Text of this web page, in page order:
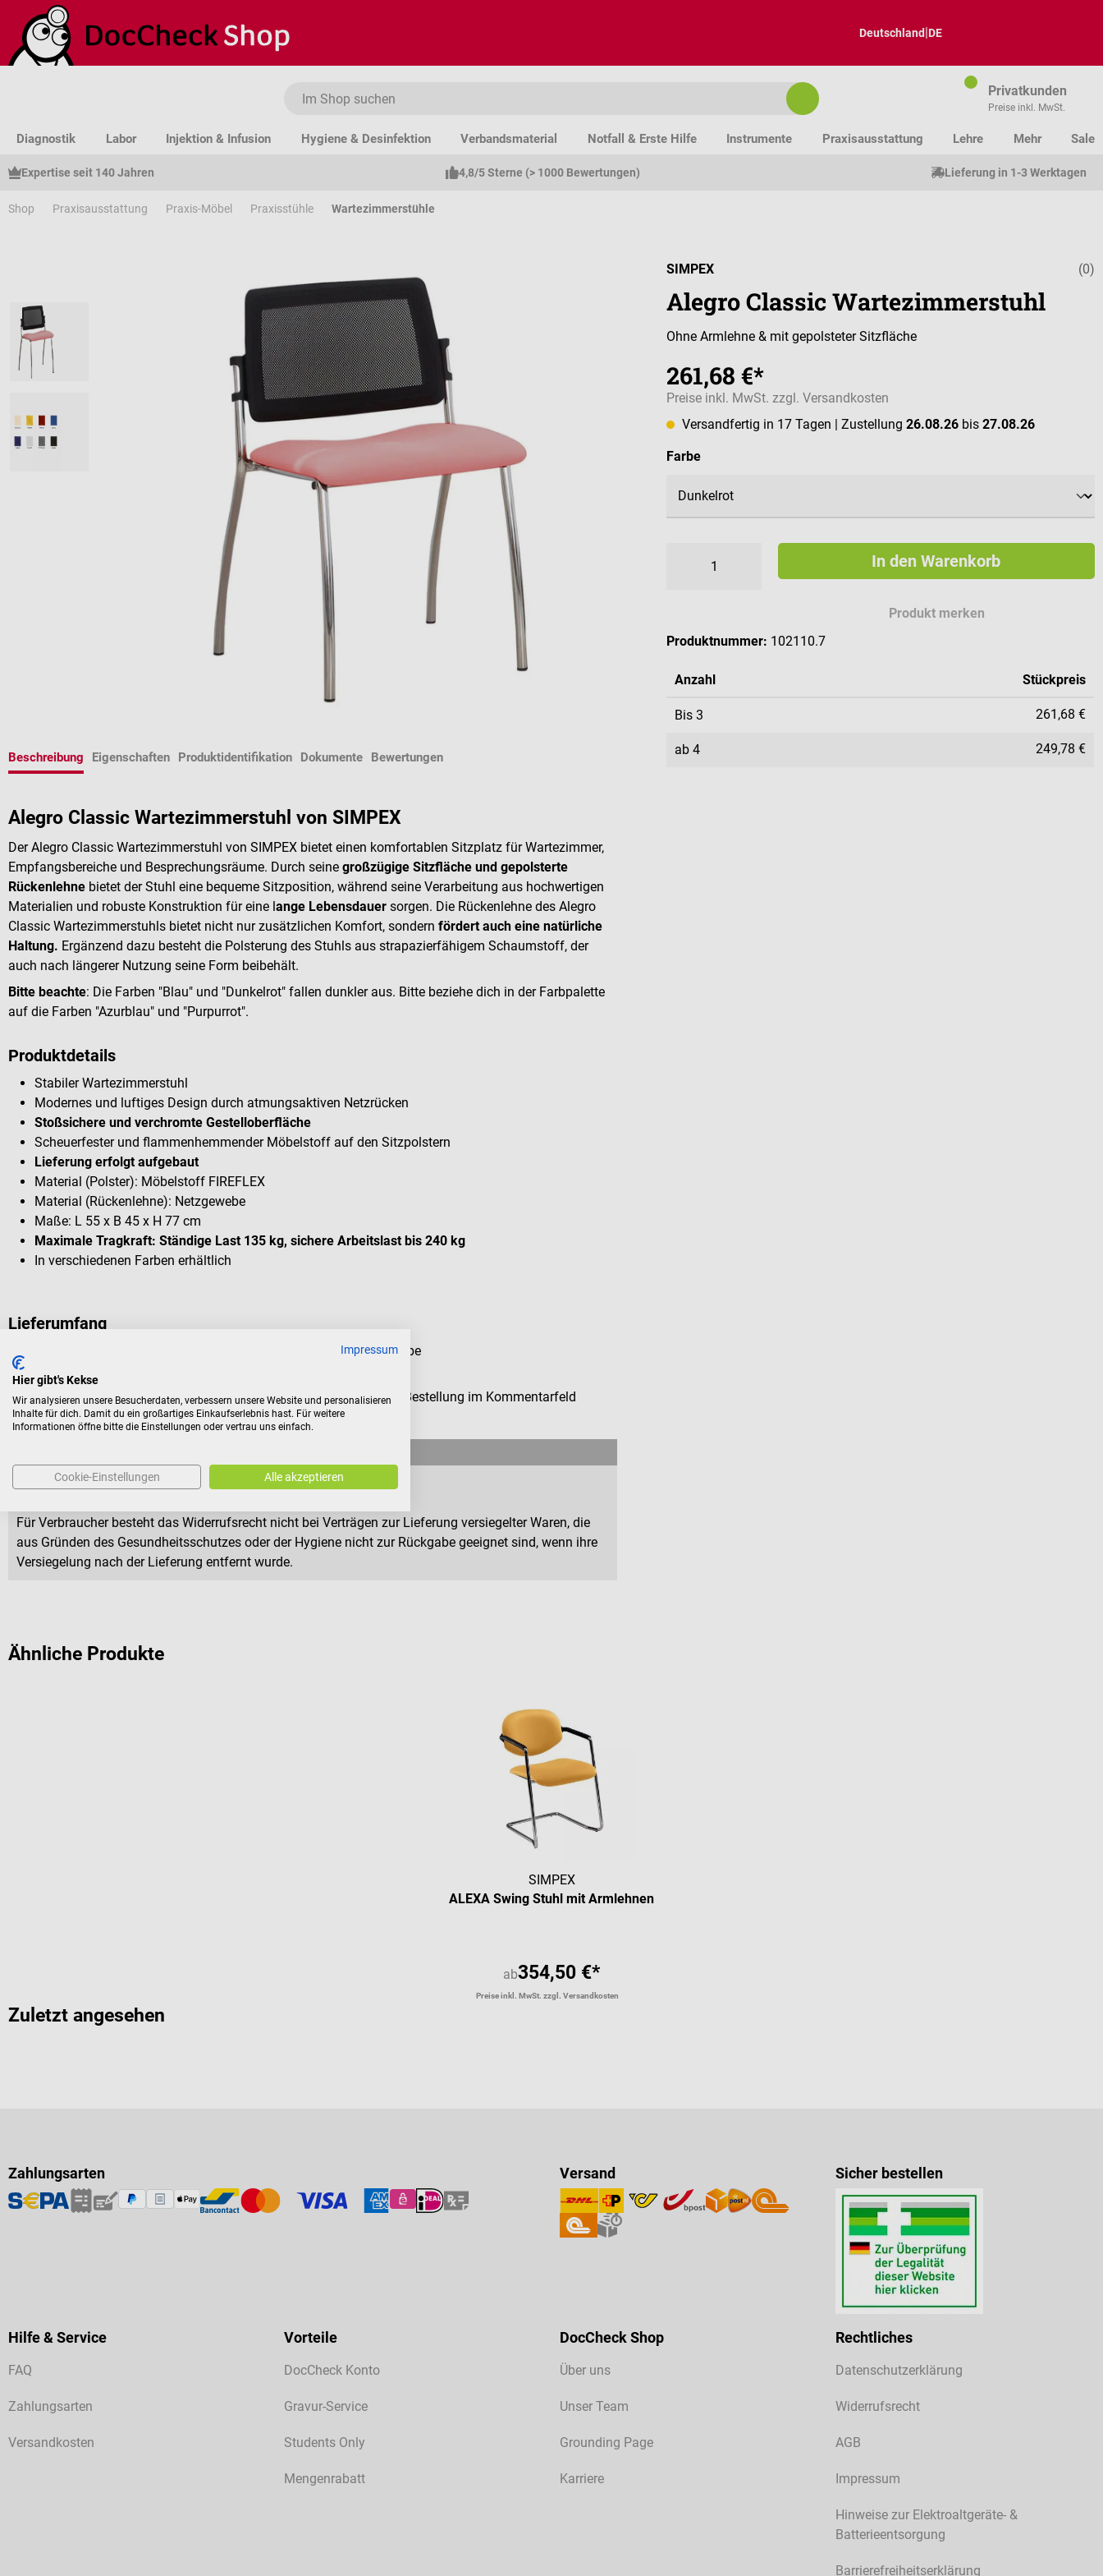
Hauptinhalt springen
Zur Suche springen
Zur Hauptnavigation springen
Deutschland|DE
Privatkunden
Preise inkl. MwSt.
Diagnostik Labor Injektion & Infusion Hygiene & Desinfektion Verbandsmaterial Notfall & Erste Hilfe Instrumente Praxisausstattung Lehre Mehr Sale
Expertise seit 140 Jahren 4,8/5 Sterne (> 1000 Bewertungen) Lieferung in 1-3 Werktagen
Shop Praxisausstattung Praxis-Möbel Praxisstühle Wartezimmerstühle
(0)
SIMPEX
Alegro Classic Wartezimmerstuhl
Ohne Armlehne & mit gepolsteter Sitzfläche
261,68 €*
Preise inkl. MwSt. zzgl. Versandkosten
Versandfertig in 17 Tagen
| Zustellung26.08.26 bis27.08.26
Farbeauswählen
In den Warenkorb
Produkt merken
Produktnummer: 102110.7
Anzahl Stückpreis
Bis3 261,68 €
ab4 249,78 €
Beschreibung Eigenschaften Produktidentifikation Dokumente Bewertungen
Alegro Classic Wartezimmerstuhl von SIMPEX
Der Alegro Classic Wartezimmerstuhl von SIMPEX bietet einen komfortablen Sitzplatz für Wartezimmer,
Empfangsbereiche und Besprechungsräume. Durch seine großzügige Sitzfläche und gepolsterte
Rückenlehne bietet der Stuhl eine bequeme Sitzposition, während seine Verarbeitung aus hochwertigen
Materialien und robuste Konstruktion für eine l ange Lebensdauer sorgen. Die Rückenlehne des Alegro
Classic Wartezimmerstuhls bietet nicht nur zusätzlichen Komfort, sondern fördert auch eine natürliche
Haltung. Ergänzend dazu besteht die Polsterung des Stuhls aus strapazierfähigem Schaumstoff, der
auch nach längerer Nutzung seine Form beibehält.
Bitte beachte: Die Farben "Blau" und "Dunkelrot" fallen dunkler aus. Bitte beziehe dich in der Farbpalette
auf die Farben "Azurblau" und "Purpurrot".
Produktdetails
Stabiler Wartezimmerstuhl
Modernes und luftiges Design durch atmungsaktiven Netzrücken
Stoßsichere und verchromte Gestelloberfläche
Scheuerfester und flammenhemmender Möbelstoff auf den Sitzpolstern
Lieferung erfolgt aufgebaut
Material (Polster): Möbelstoff FIREFLEX
Material (Rückenlehne): Netzgewebe
Maße: L 55 x B 45 x H 77 cm
Maximale Tragkraft: Ständige Last 135 kg, sichere Arbeitslast bis 240 kg
In verschiedenen Farben erhältlich
Lieferumfang
1 SIMPEX Alegro Classic Wartezimmerstuhl in der gewählten Farbe
Wichtig: Die Lieferung erfolgt frei Bordsteinkante.Bitte gebe bei der Bestellung im Kommentarfeld
einedurchgängig erreichbareTelefonnummer für die Anlieferung an.
Dieses Produkt ist von der Rücknahme ausgeschlossen.
Für Verbraucher besteht das Widerrufsrecht nicht bei Verträgen zur Lieferung versiegelter Waren, die
aus Gründen des Gesundheitsschutzes oder der Hygiene nicht zur Rückgabe geeignet sind, wenn ihre
Versiegelung nach der Lieferung entfernt wurde.
Ähnliche Produkte
SIMPEX
ALEXA Swing Stuhl mit Armlehnen
ab354,50 €*
Preise inkl. MwSt. zzgl. Versandkosten
Zuletzt angesehen
Zahlungsarten Versand Sicher bestellen
Hilfe & Service
FAQ
Zahlungsarten
Versandkosten
Vorteile
DocCheck Konto
Gravur-Service
Students Only
Mengenrabatt
DocCheck Shop
Über uns
Unser Team
Grounding Page
Karriere
Rechtliches
Datenschutzerklärung
Widerrufsrecht
AGB
Impressum
Hinweise zur Elektroaltgeräte- &
Batterieentsorgung
Barrierefreiheitserklärung
Impressum
Hier gibt's Kekse
Wir analysieren unsere Besucherdaten, verbessern unsere Website und personalisieren
Inhalte für dich. Damit du ein großartiges Einkaufserlebnis hast. Für weitere
Informationen öffne bitte die Einstellungen oder vertrau uns einfach.
Cookie-Einstellungen Alle akzeptieren